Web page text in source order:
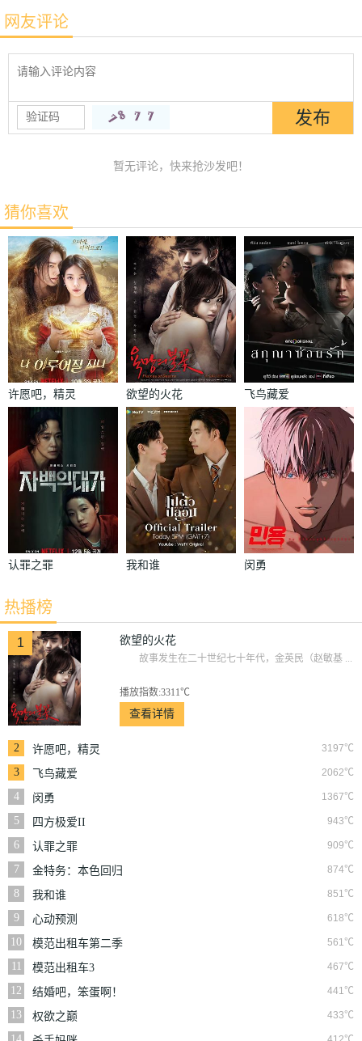
网友评论
暂无评论，快来抢沙发吧！
猜你喜欢
许愿吧，精灵 欲望的火花 飞鸟藏爱
认罪之罪 我和谁 闵勇
热播榜
1 欲望的火花
故事发生在二十世纪七十年代，金英民（赵敏基 ...
播放指数:3311℃
查看详情
2 3197℃
许愿吧，精灵
3
2062℃
飞鸟藏爱
4
1367℃
闵勇
5
943℃
四方极爱II
6
909℃
认罪之罪
7
874℃
金特务：本色回归
8
851℃
我和谁
9
618℃
心动预测
10
561℃
模范出租车第二季
11
467℃
模范出租车3
12
441℃
结婚吧，笨蛋啊！
13
433℃
权欲之巅